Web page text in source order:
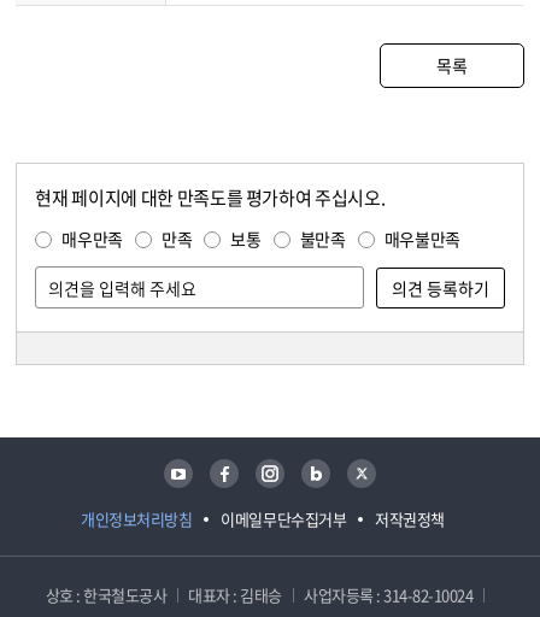
목록
현재 페이지에 대한 만족도를 평가하여 주십시오.
매우만족 만족 보통 불만족 매우불만족
개인정보처리방침 이메일무단수집거부 저작권정책
유튜브 페이스북 인스타그램 블로그 트위터
상호 : 한국철도공사 대표자 : 김태승
사업자등록 : 314-82-10024